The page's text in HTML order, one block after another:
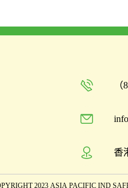
香
2023 ASIA PACIFIC IND